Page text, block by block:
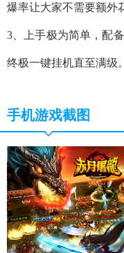
爆率让大家不需要额外
3、上手极为简单，配
终极一键挂机直至满级。
手机游戏截图